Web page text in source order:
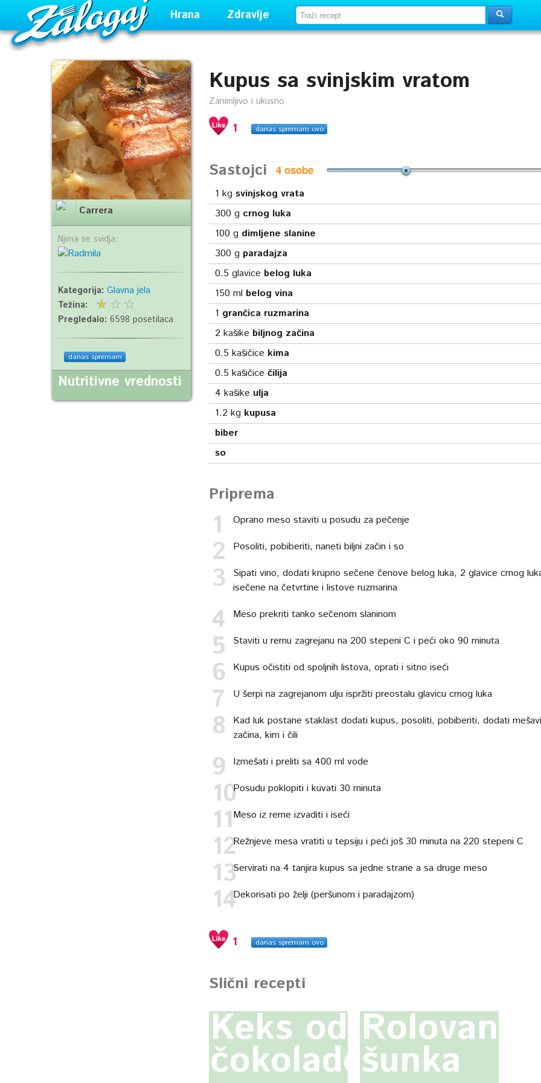
Hrana Zdravlje
Kupus sa svinjskim vratom
Zanimljivo i ukusno
1 danas spremam ovo
Sastojci
1 kg svinjskog vrata
300 g crnog luka
100 g dimljene slanine
300 g paradajza
0.5 glavice belog luka
150 ml belog vina
1 grančica ruzmarina
2 kašike biljnog začina
0.5 kašičice kima
0.5 kašičice čilija
4 kašike ulja
1.2 kg kupusa
biber
so
Priprema
Oprano meso staviti u posudu za pečenje
Posoliti, pobiberiti, naneti biljni začin i so
Sipati vino, dodati krupno sečene čenove belog luka, 2 glavice crnog
isečene na četvrtine i listove ruzmarina
Meso prekriti tanko sečenom slaninom
Staviti u rernu zagrejanu na 200 stepeni C i peći oko 90 minuta
Kupus očistiti od spoljnih listova, oprati i sitno iseći
U šerpi na zagrejanom ulju ispržiti preostalu glavicu crnog luka
Kad luk postane staklast dodati kupus, posoliti, pobiberiti, dodati
začina, kim i čili
Izmešati i preliti sa 400 ml vode
Posudu poklopiti i kuvati 30 minuta
Meso iz rerne izvaditi i iseći
Režnjeve mesa vratiti u tepsiju i peći još 30 minuta na 220 stepeni C
Servirati na 4 tanjira kupus sa jedne strane a sa druge meso
Dekorisati po želji (peršunom i paradajzom)
1 danas spremam ovo
Slični recepti
Keks od
čokolade
Rolovana
šunka
Carrera
Njima se svidja:
Kategorija: Glavna jela
Težina:
Pregledalo: 6598 posetilaca
danas spremam
Nutritivne vrednosti